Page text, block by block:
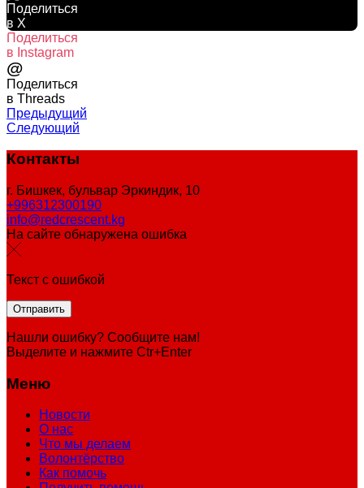
Поделиться
в X
Поделиться
в Instagram
@
Поделиться
в Threads
Предыдущий
Следующий
Контакты
г. Бишкек, бульвар Эркиндик, 10
+996312300190
info@redcrescent.kg
На сайте обнаружена ошибка
Текст с ошибкой
Нашли ошибку? Сообщите нам!
Выделите и нажмите Ctr+Enter
Меню
Новости
О нас
Что мы делаем
Волонтёрство
Как помочь